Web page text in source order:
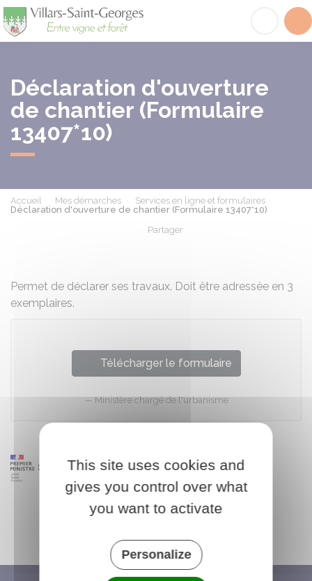
Déclaration d'ouverture
de chantier (Formulaire
13407*10)
Accueil Mes démarches
Services en ligne et formulaires
Déclaration d'ouverture de chantier (Formulaire 13407*10)
Partager
Permet de déclarer ses travaux. Doit être adressée en 3
exemplaires.
Télécharger le formulaire
Ministère chargé de l'urbanisme
This site uses cookies and
gives you control over what
you want to activate
Personalize